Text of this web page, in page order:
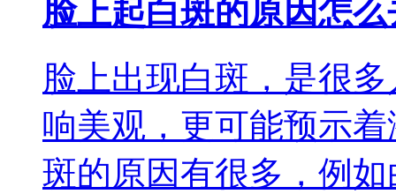
脸上起白斑的原因怎
脸上出现白斑，是很
响美观，更可能预示
斑的原因有很多，例